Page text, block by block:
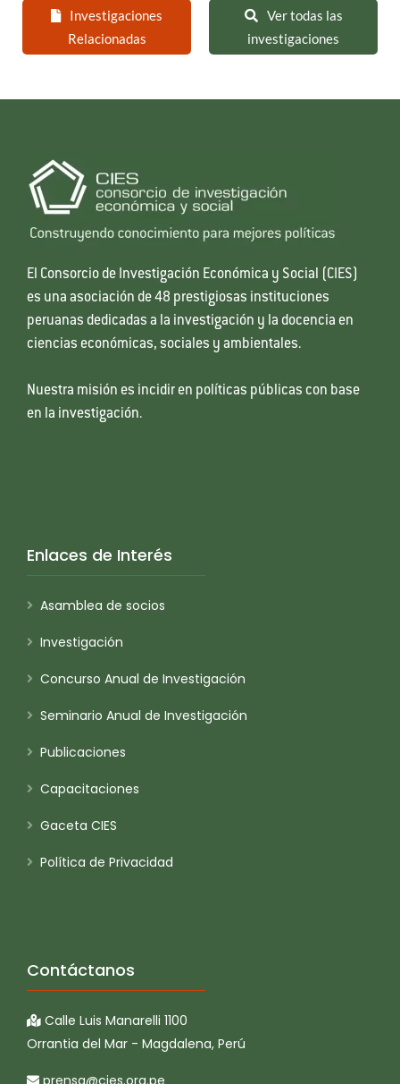
Investigaciones
Relacionadas
Ver todas las
investigaciones
El Consorcio de Investigación Económica y Social (CIES)
es una asociación de 48 prestigiosas instituciones
peruanas dedicadas a la investigación y la docencia en
ciencias económicas, sociales y ambientales.
Nuestra misión es incidir en políticas públicas con base
en la investigación.
Enlaces de Interés
Asamblea de socios
Investigación
Concurso Anual de Investigación
Seminario Anual de Investigación
Publicaciones
Capacitaciones
Gaceta CIES
Política de Privacidad
Contáctanos
Calle Luis Manarelli 1100
Orrantia del Mar - Magdalena, Perú
prensa@cies.org.pe